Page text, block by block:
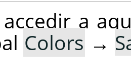
accedir a
Colors →